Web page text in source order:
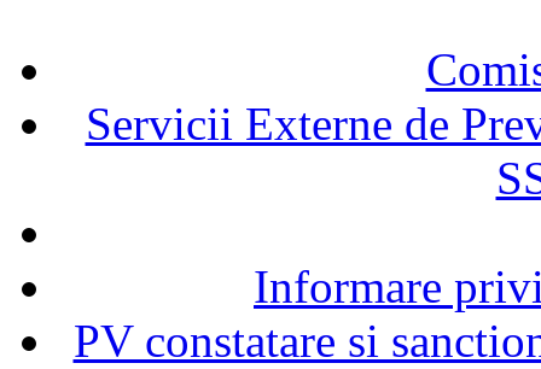
Servicii Externe de
Informare
PV constatare si